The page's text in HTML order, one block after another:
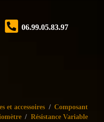
06.99.05.83.97
et accessoires / Composant
/ Résistance Variable